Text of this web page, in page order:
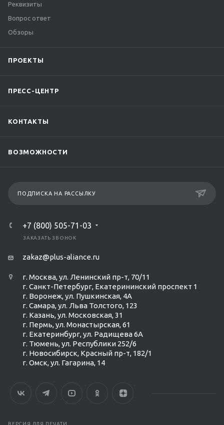
Реквизиты
Вопрос ответ
Обзоры
ПРОЕКТЫ
ПРЕСС-ЦЕНТР
КОНТАКТЫ
ВОЗМОЖНОСТИ
ПОДПИСКА НА РАССЫЛКУ
+7 (800) 505-71-03
ЗАКАЗАТЬ ЗВОНОК
zakaz@plus-aliance.ru
г. Москва, ул. Ленинский пр-т, 70/11
г. Санкт-Петербург, Екатерининский проспект 1
г. Воронеж, ул. Пушкинская, 4А
г. Самара, ул. Льва Толстого, 123
г. Казань, ул. Московская, 31
г. Пермь, ул. Монастырская, 61
г. Екатеринбург, ул. Радищева 6А
г. Тюмень, ул. Республики 252/6
г. Новосибирск, Красный пр-т, 182/1
г. Омск, ул. ​Гагарина, 14
ВЕРСИЯ ДЛЯ ПЕЧАТИ